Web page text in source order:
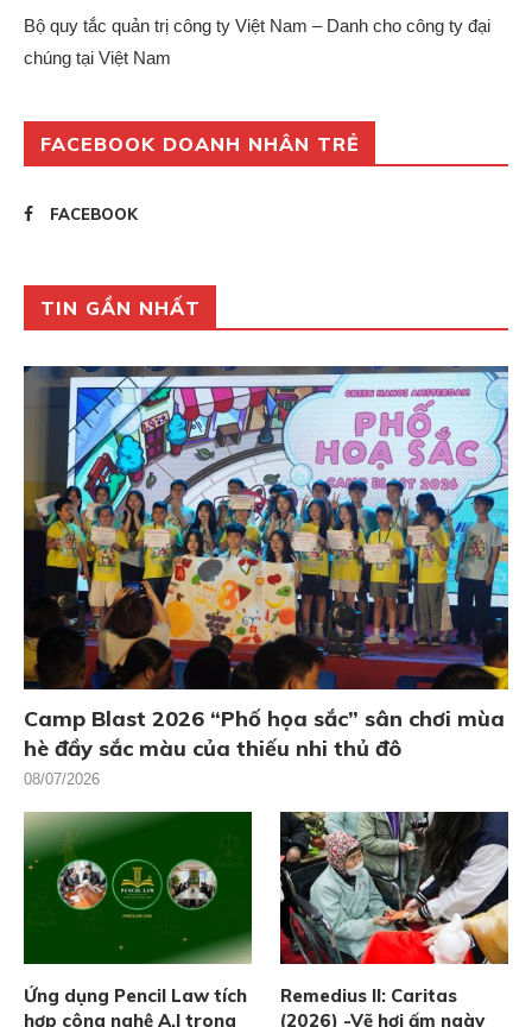
Bộ quy tắc quản trị công ty Việt Nam – Danh cho công ty đại
chúng tại Việt Nam
FACEBOOK DOANH NHÂN TRẺ
FACEBOOK
TIN GẦN NHẤT
Camp Blast 2026 “Phố họa sắc” sân chơi mùa
hè đầy sắc màu của thiếu nhi thủ đô
08/07/2026
Ứng dụng Pencil Law tích
hợp công nghệ A.I trong
Remedius II: Caritas
(2026) -Vẽ hơi ấm ngày